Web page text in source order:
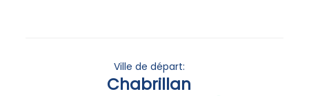
Ville de départ:
Chabrillan